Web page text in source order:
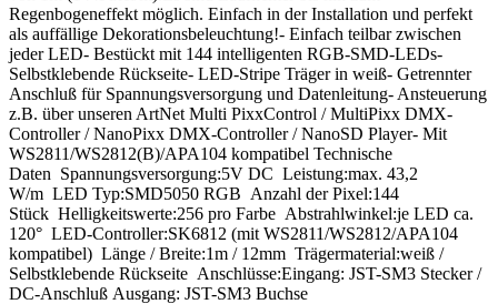
Regenbogeneffekt möglich. Einfach in der Installation und perfekt
als auffällige Dekorationsbeleuchtung!- Einfach teilbar zwischen
jeder LED- Bestückt mit 144 intelligenten RGB-SMD-LEDs-
Selbstklebende Rückseite- LED-Stripe Träger in weiß- Getrennter
Anschluß für Spannungsversorgung und Datenleitung- Ansteuerung
z.B. über unseren ArtNet Multi PixxControl / MultiPixx DMX-
Controller / NanoPixx DMX-Controller / NanoSD Player- Mit
WS2811/WS2812(B)/APA104 kompatibel Technische
Daten Spannungsversorgung:5V DC Leistung:max. 43,2
W/m LED Typ:SMD5050 RGB Anzahl der Pixel:144
Stück Helligkeitswerte:256 pro Farbe Abstrahlwinkel:je LED ca.
120° LED-Controller:SK6812 (mit WS2811/WS2812/APA104
kompatibel) Länge / Breite:1m / 12mm Trägermaterial:weiß /
Selbstklebende Rückseite Anschlüsse:Eingang: JST-SM3 Stecker /
DC-Anschluß Ausgang: JST-SM3 Buchse